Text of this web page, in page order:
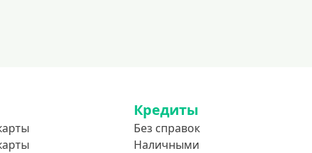
Кредиты
Без справок
Наличными